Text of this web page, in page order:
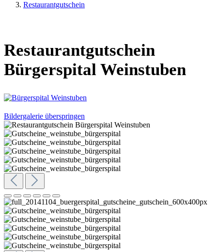
Restaurantgutschein
Restaurantgutschein
Bürgerspital Weinstuben
Bildergalerie überspringen